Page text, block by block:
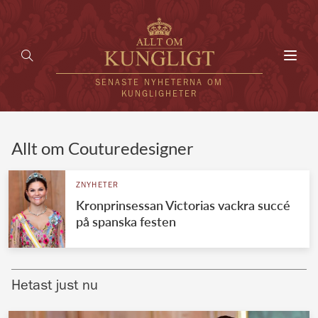
SENASTE NYHETERNA OM
KUNGLIGHETER
UTLÄNDSKT
VÄRLDENS KUNGAHUS
Brittiska kungahuset
Allt om Couturedesigner
ZNYHETER
Kronprinsessan Victorias vackra succé
på spanska festen
Hetast just nu